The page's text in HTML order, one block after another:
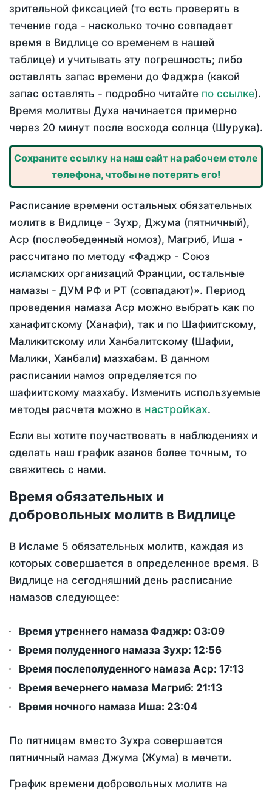
зрительной фиксацией (то есть проверять в
течение года - насколько точно совпадает
время в Видлице со временем в нашей
таблице) и учитывать эту погрешность; либо
оставлять запас времени до Фаджра (какой
запас оставлять - подробно читайте по ссылке).
Время молитвы Духа начинается примерно
через 20 минут после восхода солнца (Шурука).
Сохраните ссылку на наш сайт на рабочем столе
телефона, чтобы не потерять его!
Расписание времени остальных обязательных
молитв в Видлице - Зухр, Джума (пятничный),
Аср (послеобеденный номоз), Магриб, Иша -
рассчитано по методу «Фаджр - Союз
исламских организаций Франции, остальные
намазы - ДУМ РФ и РТ (совпадают)». Период
проведения намаза Аср можно выбрать как по
ханафитскому (Ханафи), так и по Шафиитскому,
Маликитскому или Ханбалитскому (Шафии,
Малики, Ханбали) мазхабам. В данном
расписании намоз определяется по
шафиитскому мазхабу. Изменить используемые
методы расчета можно в настройках.
Если вы хотите поучаствовать в наблюдениях и
сделать наш график азанов более точным, то
свяжитесь с нами.
Время обязательных и
добровольных молитв в Видлице
В Исламе 5 обязательных молитв, каждая из
которых совершается в определенное время. В
Видлице на сегодняшний день расписание
намазов следующее:
Время утреннего намаза Фаджр: 03:09
Время полуденного намаза Зухр: 12:56
Время послеполуденного намаза Аср: 17:13
Время вечернего намаза Магриб: 21:13
Время ночного намаза Иша: 23:04
По пятницам вместо Зухра совершается
пятничный намаз Джума (Жума) в мечети.
График времени добровольных молитв на